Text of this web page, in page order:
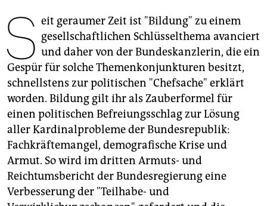
nord
wahrheit
verlag
verlag
veranstaltungen
shop
fragen & hilfe
unterstützen
S eit geraumer Zeit ist "Bildung" zu einem
gesellschaftlichen Schlüsselthema avanciert
und daher von der Bundeskanzlerin, die ein
Gespür für solche Themenkonjunkturen besitzt,
schnellstens zur politischen "Chefsache" erklärt
worden. Bildung gilt ihr als Zauberformel für
einen politischen Befreiungsschlag zur Lösung
aller Kardinalprobleme der Bundesrepublik:
Fachkräftemangel, demografische Krise und
Armut. So wird im dritten Armuts- und
Reichtumsbericht der Bundesregierung eine
Verbesserung der "Teilhabe- und